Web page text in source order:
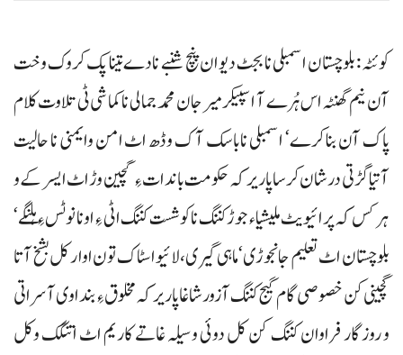
کوئٹہ : بلوچستان اسمبلی نا بجٹ دیوان پنچ شنبے نادے تینا پک کروک وخت
آن نیم گھنٹہ اس ہُرے آ اسپیکر میر جان محمد جمالی ناکماشی ٹی تلاوت کلام
پاک آن بنا کرے‘ اسمبلی ناباسک آک وڈھ اٹ امن وایمنی نا حالیت
آتیا گڑتی درشان کرسا پاریر کہ حکومت باندات ءِ گچین وڑ اٹ ایسر کے و
ہر کس کہ پرائیویٹ ملیشیاء جوڑ کننگ نا کوشست کننگ اٹی ءِ اونا نوٹس ءِ ہلنگے‘
بلوچستان اٹ تعلیم جانجوڑی‘ ماہی گیری،لائیو اسٹاک تون اوار کل بشخ آتا
گچینی کن خصوصی گام گیج کننگ آزور شاغا پاریر کہ مخلوق ءِ بنداوی آسراتی
و روزگار فراوان کننگ کن کل دوئی وسیلہ غاتے کاریم اٹ اتنگک وکل